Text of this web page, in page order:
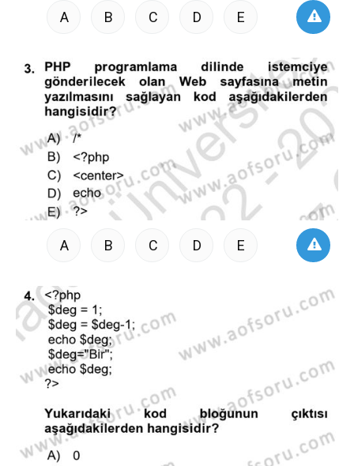
A B C D E
A B C D E